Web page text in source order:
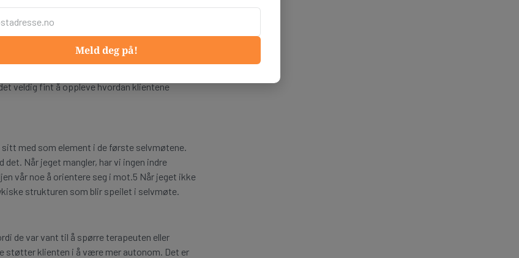
både en-til-en med filtmarkører og i gruppe
terapier eller hos psykolog før. Når det kom til
for å jobbe i gruppe. Det kjentes tryggere for
at klientene ble veldig rask trygg med
veldig fint å oppleve hvordan klientene
med som element i de første selvmøtene.
Når jeget mangler, har vi ingen indre
vår noe å orientere seg i mot.5 Når jeget ikke
strukturen som blir speilet i selvmøte.
de var vant til å spørre terapeuten eller
støtter klienten i å være mer autonom. Det er
Meld deg på!